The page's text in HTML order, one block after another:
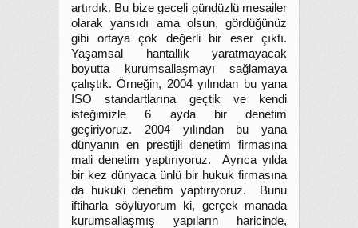
artırdık. Bu bize geceli gündüzlü mesailer
olarak yansıdı ama olsun, gördüğünüz
gibi ortaya çok değerli bir eser çıktı.
Yaşamsal hantallık yaratmayacak
boyutta kurumsallaşmayı sağlamaya
çalıştık. Örneğin, 2004 yılından bu yana
ISO standartlarına geçtik ve kendi
isteğimizle 6 ayda bir denetim
geçiriyoruz. 2004 yılından bu yana
dünyanın en prestijli denetim firmasına
mali denetim yaptırıyoruz. Ayrıca yılda
bir kez dünyaca ünlü bir hukuk firmasına
da hukuki denetim yaptırıyoruz. Bunu
iftiharla söylüyorum ki, gerçek manada
kurumsallaşmış yapıların haricinde,